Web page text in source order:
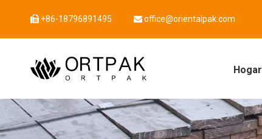
 +86-18796891495  office@orientalpak.com
Hogar